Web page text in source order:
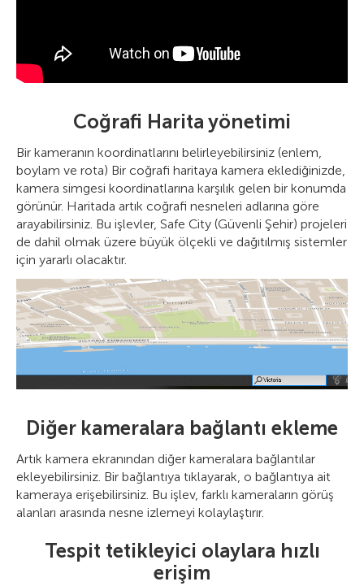
Coğrafi Harita yönetimi
Bir kameranın koordinatlarını belirleyebilirsiniz (enlem,
boylam ve rota) Bir coğrafi haritaya kamera eklediğinizde,
kamera simgesi koordinatlarına karşılık gelen bir konumda
görünür. Haritada artık coğrafi nesneleri adlarına göre
arayabilirsiniz. Bu işlevler, Safe City (Güvenli Şehir) projeleri
de dahil olmak üzere büyük ölçekli ve dağıtılmış sistemler
için yararlı olacaktır.
Diğer kameralara bağlantı ekleme
Artık kamera ekranından diğer kameralara bağlantılar
ekleyebilirsiniz. Bir bağlantıya tıklayarak, o bağlantıya ait
kameraya erişebilirsiniz. Bu işlev, farklı kameraların görüş
alanları arasında nesne izlemeyi kolaylaştırır.
Tespit tetikleyici olaylara hızlı
erişim